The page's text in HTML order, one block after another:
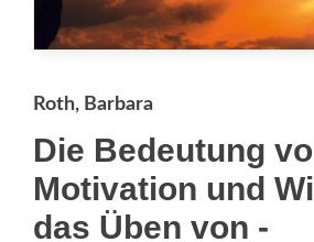
Roth, Barbara
Die Bedeutung
Motivation und
das Üben von ­